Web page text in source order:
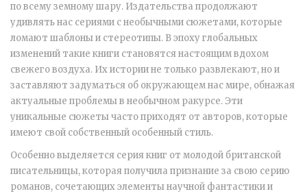
по всему земному шару. Издательства продолжают
удивлять нас сериями с необычными сюжетами, которые
ломают шаблоны и стереотипы. В эпоху глобальных
изменений такие книги становятся настоящим вдохом
свежего воздуха. Их истории не только развлекают, но и
заставляют задуматься об окружающем нас мире, обнажая
актуальные проблемы в необычном ракурсе. Эти
уникальные сюжеты часто приходят от авторов, которые
имеют свой собственный особенный стиль.
Особенно выделяется серия книг от молодой британской
писательницы, которая получила признание за свою серию
романов, сочетающих элементы научной фантастики и